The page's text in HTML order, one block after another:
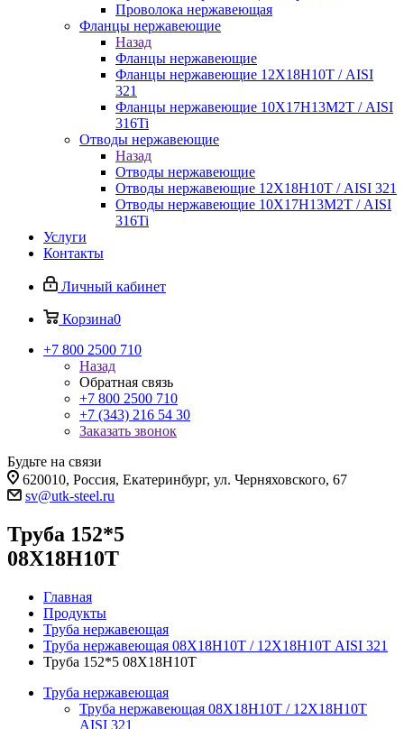
Проволока нержавеющая
Фланцы нержавеющие
Назад
Фланцы нержавеющие
Фланцы нержавеющие 12Х18Н10Т / AISI
321
Фланцы нержавеющие 10Х17Н13М2Т / AISI
316Ti
Отводы нержавеющие
Назад
Отводы нержавеющие
Отводы нержавеющие 12Х18Н10Т / AISI 321
Отводы нержавеющие 10Х17Н13М2Т / AISI
316Ti
Услуги
Контакты
Личный кабинет
Корзина0
+7 800 2500 710
Назад
Обратная связь
+7 800 2500 710
+7 (343) 216 54 30
Заказать звонок
Будьте на связи
620010, Россия, Екатеринбург, ул. Черняховского, 67
sv@utk-steel.ru
Труба 152*5
08Х18Н10Т
Главная
Продукты
Труба нержавеющая
Труба нержавеющая 08Х18Н10Т / 12Х18Н10Т AISI 321
Труба 152*5 08Х18Н10Т
Труба нержавеющая
Труба нержавеющая 08Х18Н10Т / 12Х18Н10Т
AISI 321